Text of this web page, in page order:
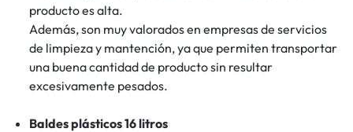
producto es alta.
Además, son muy valorados en empresas de servicios
de limpieza y mantención, ya que permiten transportar
una buena cantidad de producto sin resultar
excesivamente pesados.
Baldes plásticos 16 litros